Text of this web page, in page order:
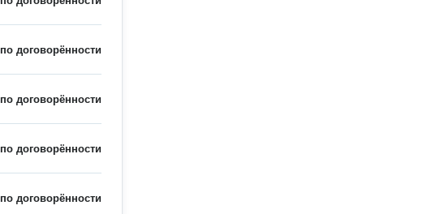
по договорённости
по договорённости
по договорённости
по договорённости